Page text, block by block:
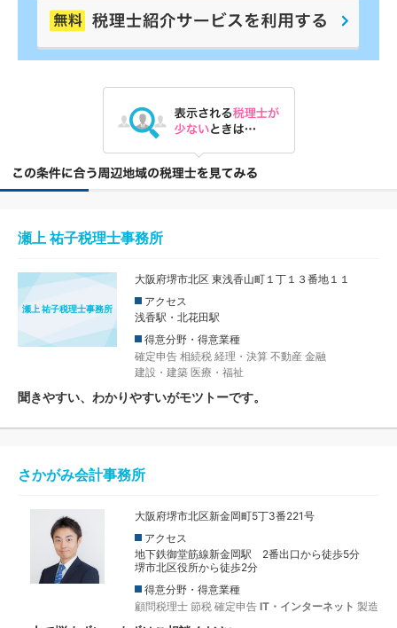
瀬上 祐子税理士事務所
瀬上 祐子税理士事務所
大阪府堺市北区 東浅香山町１丁１３番地１１
アクセス
浅香駅・北花田駅
得意分野・得意業種
確定申告 相続税 経理・決算 不動産 金融
建設・建築 医療・福祉
聞きやすい、わかりやすいがモツトーです。
さかがみ会計事務所
大阪府堺市北区新金岡町5丁3番221号
アクセス
地下鉄御堂筋線新金岡駅 2番出口から徒歩5分
堺市北区役所から徒歩2分
得意分野・得意業種
顧問税理士 節税 確定申告 IT・インターネット 製造